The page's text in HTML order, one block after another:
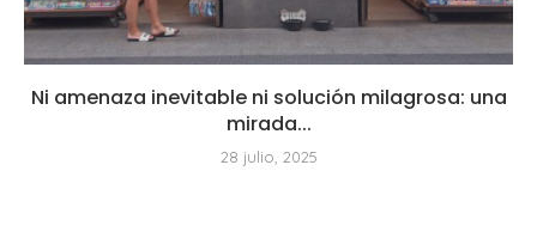
Ni amenaza inevitable ni solución milagrosa: una
mirada...
28 julio, 2025